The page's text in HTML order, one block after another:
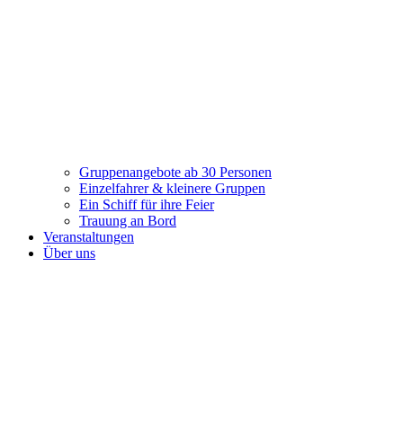
Gruppenangebote ab 30 Personen
Einzelfahrer & kleinere Gruppen
Ein Schiff für ihre Feier
Trauung an Bord
Veranstaltungen
Über uns